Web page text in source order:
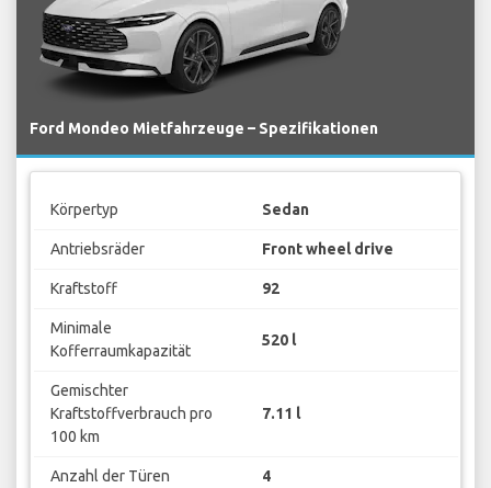
Ford Mondeo Mietfahrzeuge – Spezifikationen
Körpertyp Sedan
Antriebsräder Front wheel drive
Kraftstoff 92
Minimale
Kofferraumkapazität
520 l
Gemischter
Kraftstoffverbrauch pro
100 km
7.11 l
Anzahl der Türen 4